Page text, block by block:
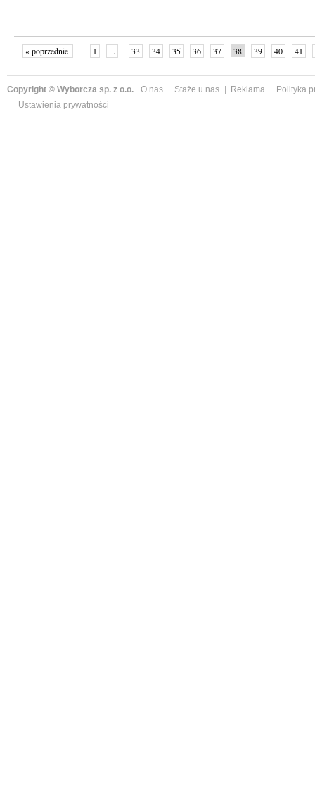
« poprzednie 1 ... 33 34 35 36 37 38 39 40 41
Copyright © Wyborcza sp. z o.o. O nas Staże u nas Reklama
Polityka
Ustawienia prywatności